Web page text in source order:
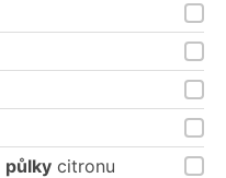
půlky citronu